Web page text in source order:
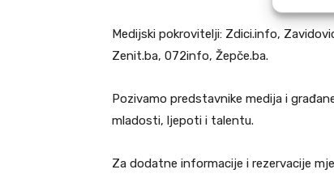
Medijski pokrovitelji: Zdici.info,
Zenit.ba, 072info, Žepče.ba.
Pozivamo predstavnike medija i
mladosti, ljepoti i talentu.
Za dodatne informacije i rezervacije